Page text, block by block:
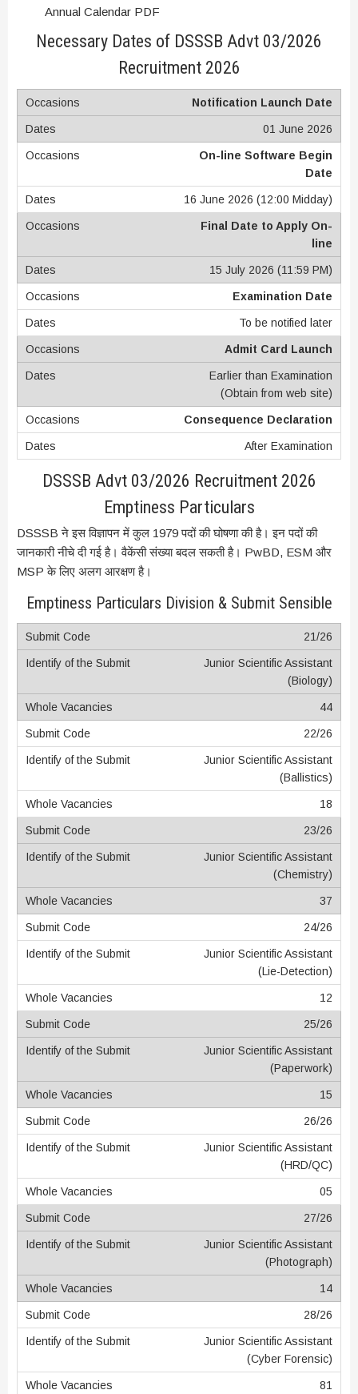
Annual Calendar PDF
Necessary Dates of DSSSB Advt 03/2026
Recruitment 2026
Notification Launch Date
01 June 2026
On-line Software Begin
Date
16 June 2026 (12:00 Midday)
Final Date to Apply On-
line
15 July 2026 (11:59 PM)
Examination Date
To be notified later
Admit Card Launch
Earlier than Examination
(Obtain from web site)
Consequence Declaration
After Examination
DSSSB Advt 03/2026 Recruitment 2026
Emptiness Particulars
DSSSB ने इस विज्ञापन में कुल 1979 पदों की घोषणा की है। इन पदों की
जानकारी नीचे दी गई है। वैकेंसी संख्या बदल सकती है। PwBD, ESM और
MSP के लिए अलग आरक्षण है।
Emptiness Particulars Division & Submit Sensible
21/26
Junior Scientific Assistant
(Biology)
44
22/26
Junior Scientific Assistant
(Ballistics)
18
23/26
Junior Scientific Assistant
(Chemistry)
37
24/26
Junior Scientific Assistant
(Lie-Detection)
12
25/26
Junior Scientific Assistant
(Paperwork)
15
26/26
Junior Scientific Assistant
(HRD/QC)
05
27/26
Junior Scientific Assistant
(Photograph)
14
28/26
Junior Scientific Assistant
(Cyber Forensic)
81